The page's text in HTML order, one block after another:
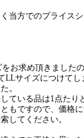
当方でのプライス
お求め頂きました
サイズにつけてし
。
ている品は1点た
もですので、価格
してください。